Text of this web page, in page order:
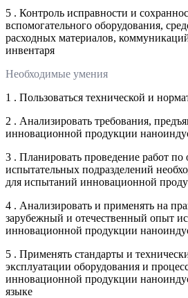
5 . Контроль исправности и
вспомогательного оборудования,
расходных материалов,
инвентаря
Необходимые умения
1 . Пользоваться технической и
2 . Анализировать требования,
инновационной продукции
3 . Планировать проведение работ
испытательных подразделений
для испытаний инновационной
4 . Анализировать и применять на
зарубежный и отечественный опыт
инновационной продукции
5 . Применять стандарты и
эксплуатации оборудования и
инновационной продукции
языке